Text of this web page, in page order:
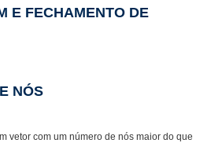
E FECHAMENTO DE
NÓS
vetor com um número de nós maior do que